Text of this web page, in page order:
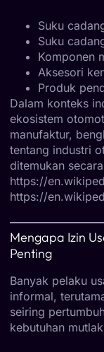
Suku
Suku
Komponen
Aksesori
Produk
Dalam konteks
ekosistem
manufaktur,
tentang industri
ditemukan
https://
https://
Mengapa Izin
Penting
Banyak pelaku
informal,
seiring
kebutuhan